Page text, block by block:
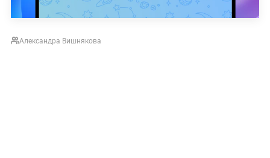
Александра Вишнякова